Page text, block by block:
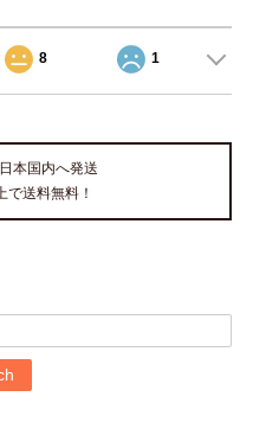
8 1
本国内へ発送
で送料無料！